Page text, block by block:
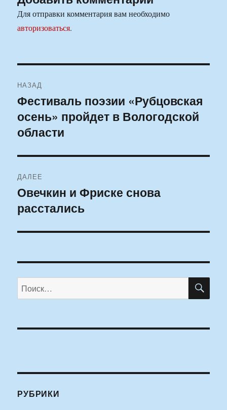
Для отправки комментария вам необходимо
авторизоваться.
по
записям
НАЗАД
Предыдущая
запись:
Фестиваль поэзии «Рубцовская
осень» пройдет в Вологодской
области
ДАЛЕЕ
Следующая
запись:
Овечкин и Фриске снова
расстались
Искать:
РУБРИКИ